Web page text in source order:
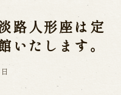
で
路人形座は定
いたします。